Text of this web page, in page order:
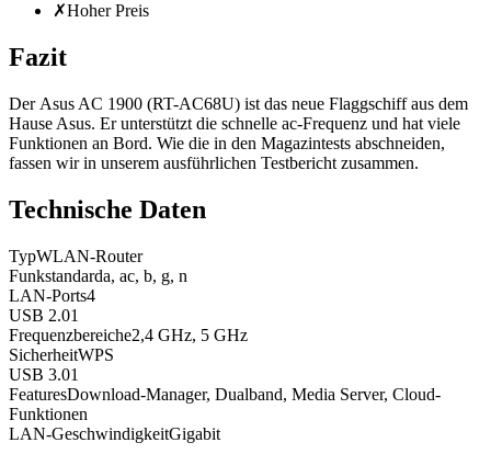
✗Hoher Preis
Fazit
Der Asus AC 1900 (RT-AC68U) ist das neue Flaggschiff aus dem
Hause Asus. Er unterstützt die schnelle ac-Frequenz und hat viele
Funktionen an Bord. Wie die in den Magazintests abschneiden,
fassen wir in unserem ausführlichen Testbericht zusammen.
Technische Daten
TypWLAN-Router
Funkstandarda, ac, b, g, n
LAN-Ports4
USB 2.01
Frequenzbereiche2,4 GHz, 5 GHz
SicherheitWPS
USB 3.01
FeaturesDownload-Manager, Dualband, Media Server, Cloud-
Funktionen
LAN-GeschwindigkeitGigabit